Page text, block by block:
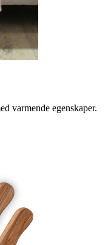
­varmende egen­skaper.